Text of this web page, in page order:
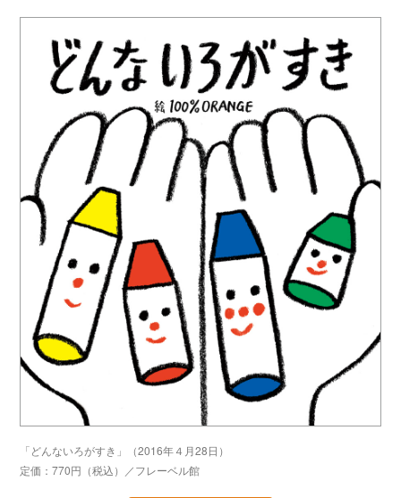
「どんないろがすき」（2016年４月28日）
定価：770円（税込）／フレーベル館